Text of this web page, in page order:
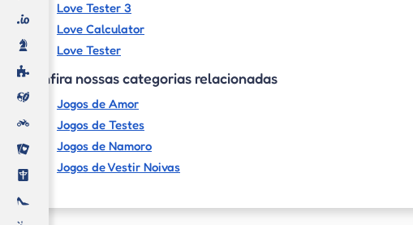
Love Tester 3
Love Calculator
Love Tester
Confira nossas categorias relacionadas
Jogos de Amor
Jogos de Testes
Jogos de Namoro
Jogos de Vestir Noivas